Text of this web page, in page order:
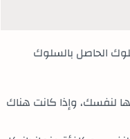
الحاصل بالسلوك
لنفسك، وإذا كانت هناك